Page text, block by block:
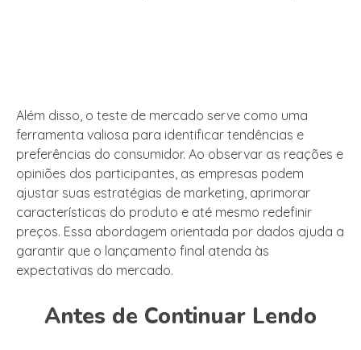
Além disso, o teste de mercado serve como uma
ferramenta valiosa para identificar tendências e
preferências do consumidor. Ao observar as reações e
opiniões dos participantes, as empresas podem
ajustar suas estratégias de marketing, aprimorar
características do produto e até mesmo redefinir
preços. Essa abordagem orientada por dados ajuda a
garantir que o lançamento final atenda às
expectativas do mercado.
Antes de Continuar Lendo